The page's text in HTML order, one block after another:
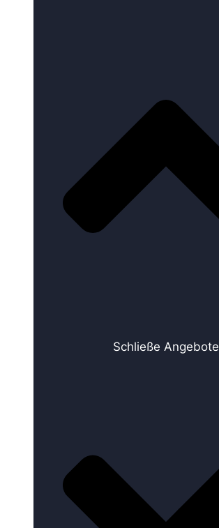
Schließe Angebote